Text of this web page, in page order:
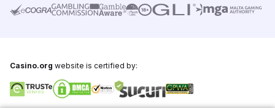
Casino.org website is certified by: